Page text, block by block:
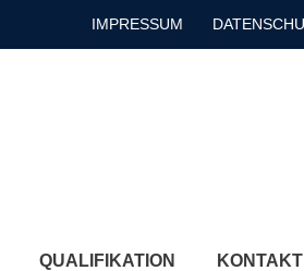
IMPRESSUM
QUALIFIKATION KONTAKT